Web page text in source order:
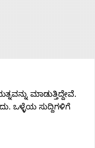
ಮಾಡುತ್ತಿದ್ದೇವೆ.
ಒಳ್ಳೆಯ ಸುದ್ದಿಗಳಿಗೆ